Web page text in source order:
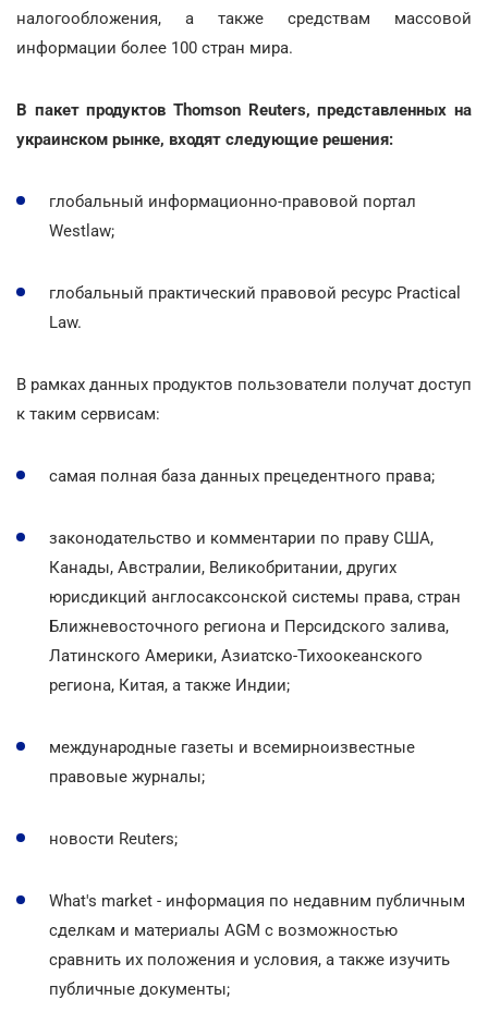
налогообложения, а также средствам массовой
информации более 100 стран мира.
В пакет продуктов Thomson Reuters, представленных на
украинском рынке, входят следующие решения:
глобальный информационно-правовой портал
Westlaw;
глобальный практический правовой ресурс Practical
Law.
В рамках данных продуктов пользователи получат доступ
к таким сервисам:
самая полная база данных прецедентного права;
законодательство и комментарии по праву США,
Канады, Австралии, Великобритании, других
юрисдикций англосаксонской системы права, стран
Ближневосточного региона и Персидского залива,
Латинского Америки, Азиатско-Тихоокеанского
региона, Китая, а также Индии;
международные газеты и всемирноизвестные
правовые журналы;
новости Reuters;
What's market - информация по недавним публичным
сделкам и материалы AGM с возможностью
сравнить их положения и условия, а также изучить
публичные документы;